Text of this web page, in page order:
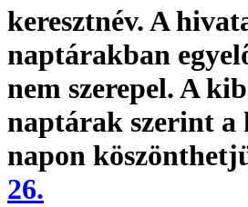
keresztnév. A
naptárakban
nem szerepel. A
naptárak szerint a
napon
26.